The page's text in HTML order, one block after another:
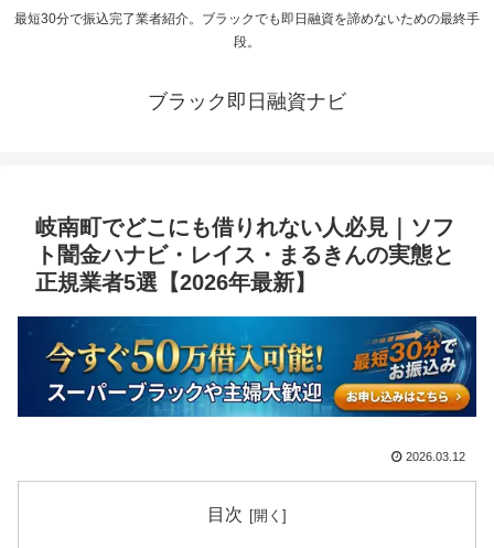
最短30分で振込完了業者紹介。ブラックでも即日融資を諦めないための最終手
段。
ブラック即日融資ナビ
岐南町でどこにも借りれない人必見｜ソフ
ト闇金ハナビ・レイス・まるきんの実態と
正規業者5選【2026年最新】
2026.03.12
目次